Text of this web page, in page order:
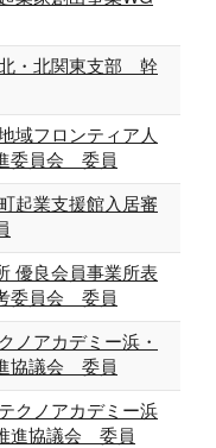
・北関東支部 幹
域フロンティア人
委員会 委員
起業支援館入居審
優良会員事業所表
委員会 委員
ノアカデミー浜・
協議会 委員
クノアカデミー浜
進協議会 委員